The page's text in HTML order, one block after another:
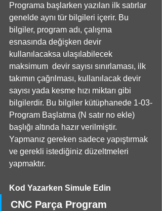
Programa başlarken yazılan ilk satırlar
genelde aynı tür bilgileri içerir. Bu
bilgiler, program adı, çalışma
esnasında değişken devir
kullanılacaksa ulaşılabilecek
maksimum  devir sayısı sınırlaması, ilk
takımın çağrılması, kullanılacak devir
sayısı yada kesme hızı miktarı gibi
bilgilerdir. Bu bilgiler kütüphanede 1-03-
Program Başlatma (N satır no ekle)
başlığı altında hazır verilmiştir.
Yapmanız gereken sadece yapıştırmak
ve gerekli istediğiniz düzeltmeleri
yapmaktır.
Kod Yazarken Simule Edin
CNC Parça Program